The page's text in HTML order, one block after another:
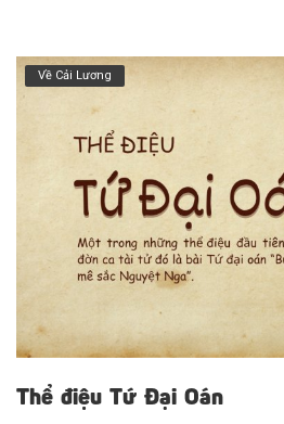
Về Cải Lương
Thể điệu Tứ Đại Oán